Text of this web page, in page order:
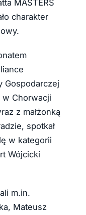
MASTERS
charakter
Gospodarczej
w Chorwacji
z małżonką
spotkał
w kategorii
Wójcicki
m.in.
Mateusz